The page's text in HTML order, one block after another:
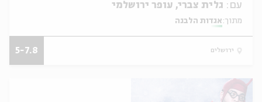
עם:
מתוך: אגדות הלבנה
ירושלים 5-7.8